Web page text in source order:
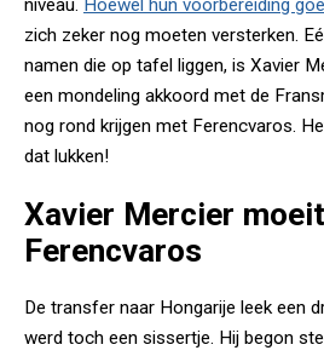
niveau. Hoewel hun voorbereiding
zich zeker nog moeten versterken.
namen die op tafel liggen, is Xavier
een mondeling akkoord met de
nog rond krijgen met Ferencvaros.
dat lukken!
Xavier Mercier
Ferencvaros
De transfer naar Hongarije leek een
werd toch een sissertje. Hij begon